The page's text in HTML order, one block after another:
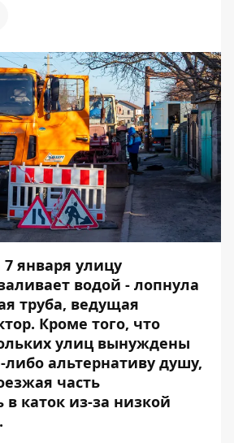
7 января улицу
водой - лопнула
труба, ведущая
Кроме того, что
улиц вынуждены
либо альтернативу душу,
часть
в каток из-за низкой